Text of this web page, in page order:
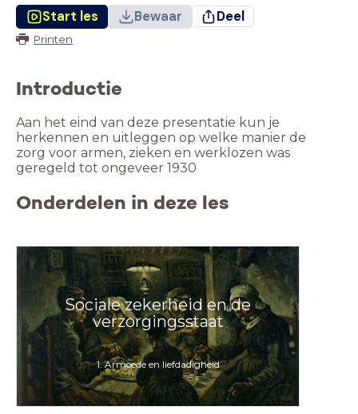
Start les Bewaar Deel
Printen
Introductie
Aan het eind van deze presentatie kun je
herkennen en uitleggen op welke manier de
zorg voor armen, zieken en werklozen was
geregeld tot ongeveer 1930
Onderdelen in deze les
Sociale zekerheid en de
verzorgingsstaat
1. Armoede en liefdadigheid